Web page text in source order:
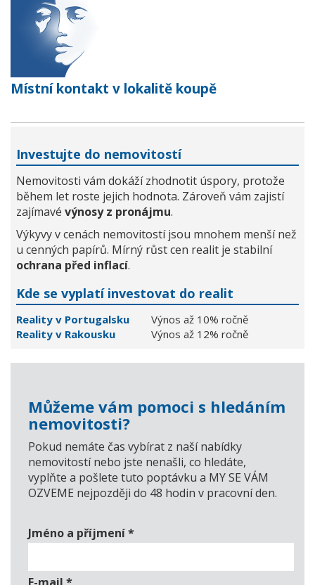
Místní kontakt v lokalitě koupě
Investujte do nemovitostí
Nemovitosti vám dokáží zhodnotit úspory, protože
během let roste jejich hodnota. Zároveň vám zajistí
zajímavé výnosy z pronájmu.
Výkyvy v cenách nemovitostí jsou mnohem menší než
u cenných papírů. Mírný růst cen realit je stabilní
ochrana před inflací.
Kde se vyplatí investovat do realit
Reality v Portugalsku
Výnos až 10% ročně
Reality v Rakousku
Výnos až 12% ročně
Můžeme vám pomoci s hledáním
nemovitosti?
Pokud nemáte čas vybírat z naší nabídky
nemovitostí nebo jste nenašli, co hledáte,
vyplňte a pošlete tuto poptávku a MY SE VÁM
OZVEME nejpozději do 48 hodin v pracovní den.
Jméno a příjmení*